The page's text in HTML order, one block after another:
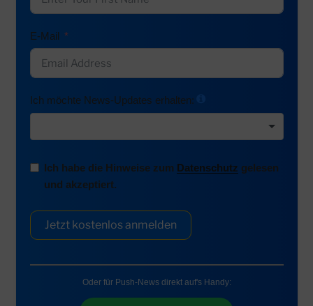
E-Mail
Ich möchte News-Updates erhalten:
Ich habe die Hinweise zum Datenschutz gelesen
und akzeptiert.
Jetzt kostenlos anmelden
Oder für Push-News direkt auf's Handy: